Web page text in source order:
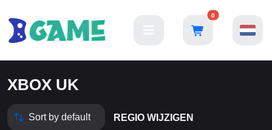
0
XBOX UK
REGIO WIJZIGEN